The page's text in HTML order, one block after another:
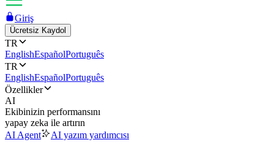
Giriş
Ücretsiz Kaydol
TR
EnglishEspañolPortuguês
TR
EnglishEspañolPortuguês
Özellikler
AI
Ekibinizin performansını
yapay zeka ile artırın
AI Agent
AI yazım yardımcısı